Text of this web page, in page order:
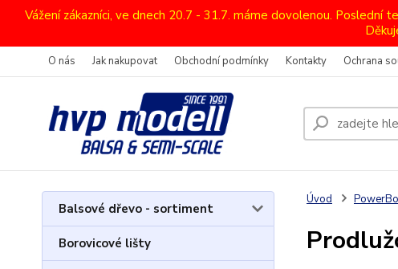
Vážení zákazníci, ve dnech 20.7 - 31.7. máme dovolenou.
O nás Jak nakupovat Obchodní podmínky Kontakty Ochrana
Balsové dřevo - sortiment
Borovicové lišty
Úvod